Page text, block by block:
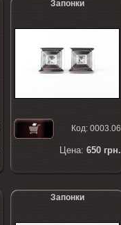
Запонки
Код: 0003.06
Цена: 650 грн.
Запонки